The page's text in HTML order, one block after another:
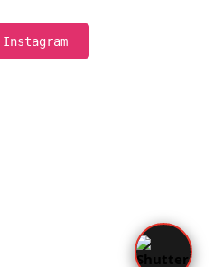
Instagram